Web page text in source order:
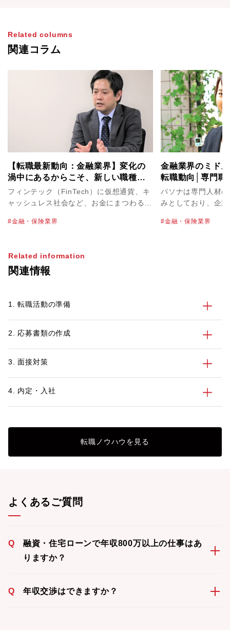
Related columns
関連コラム
【転職最新動向：金融業界】変化の
渦中にあるからこそ、新しい職種・
ポジションを生み出せるチャンス
フィンテック（FinTech）に仮想通貨、キ
ャッシュレス社会など、お金にまつわる新
られています。その一方で、メガバンクの
界。業界全体の動向や、転職市場はどのよ
うな状況なのでしょうか。自身も証券会社
ア キャリアアドバイザーの新垣に話を聞
金融・保険業界
金融業界のミド
転職動向│専門職
パソナは専門人材
みとしており、企
イントで求職者の
金融・保険業界
Related information
関連情報
1. 転職活動の準備
2. 応募書類の作成
3. 面接対策
4. 内定・入社
転職ノウハウを見る
よくあるご質問
Q
融資・住宅ローンで年収800万以上の仕事はあ
りますか？
Q 年収交渉はできますか？